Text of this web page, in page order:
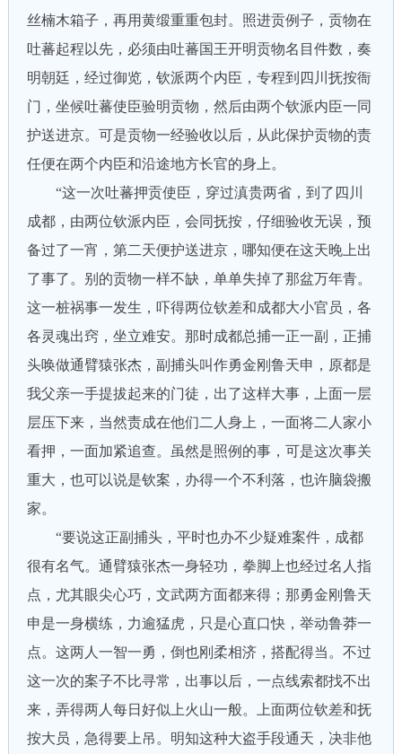
丝楠木箱子，再用黄缎重重包封。照进贡例子，贡物在
吐蕃起程以先，必须由吐蕃国王开明贡物名目件数，奏
明朝廷，经过御览，钦派两个内臣，专程到四川抚按衙
门，坐候吐蕃使臣验明贡物，然后由两个钦派内臣一同
护送进京。可是贡物一经验收以后，从此保护贡物的责
任便在两个内臣和沿途地方长官的身上。
“这一次吐蕃押贡使臣，穿过滇贵两省，到了四川
成都，由两位钦派内臣，会同抚按，仔细验收无误，预
备过了一宵，第二天便护送进京，哪知便在这天晚上出
了事了。别的贡物一样不缺，单单失掉了那盆万年青。
这一桩祸事一发生，吓得两位钦差和成都大小官员，各
各灵魂出窍，坐立难安。那时成都总捕一正一副，正捕
头唤做通臂猿张杰，副捕头叫作勇金刚鲁天申，原都是
我父亲一手提拔起来的门徒，出了这样大事，上面一层
层压下来，当然责成在他们二人身上，一面将二人家小
看押，一面加紧追查。虽然是照例的事，可是这次事关
重大，也可以说是钦案，办得一个不利落，也许脑袋搬
家。
“要说这正副捕头，平时也办不少疑难案件，成都
很有名气。通臂猿张杰一身轻功，拳脚上也经过名人指
点，尤其眼尖心巧，文武两方面都来得；那勇金刚鲁天
申是一身横练，力逾猛虎，只是心直口快，举动鲁莽一
点。这两人一智一勇，倒也刚柔相济，搭配得当。不过
这一次的案子不比寻常，出事以后，一点线索都找不出
来，弄得两人每日好似上火山一般。上面两位钦差和抚
按大员，急得要上吊。明知这种大盗手段通天，决非他